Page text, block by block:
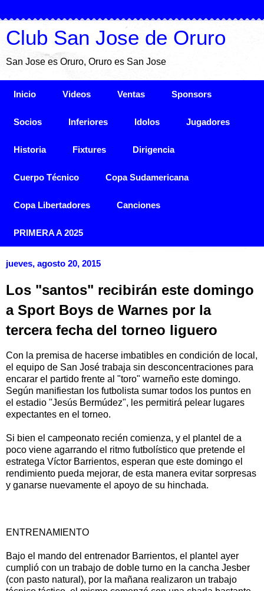
Club San Jose de Oruro
San Jose es Oruro, Oruro es San Jose
Inicio Videos Ventas Sponsors
Socios Inferiores Idolos Jugadores
Historia Fixtures Dirigencia
Cuerpo Técnico Copa Sudamericana
Copa Libertadores Canciones
PRIMERA A 2025
jueves, agosto 20, 2015
Los "santos" recibirán este domingo
a Sport Boys de Warnes por la
tercera fecha del torneo liguero
Con la premisa de hacerse imbatibles en condición de local,
el equipo de San José trabaja sin desconcentraciones para
encarar el partido frente al "toro" warneño este domingo.
Según manifiestan los futbolista sumar todos los puntos en
el estadio "Jesús Bermúdez", les permitirá pelear lugares
expectantes en el torneo.
Si bien el campeonato recién comienza, y el plantel de a
poco viene agarrando el ritmo futbolístico que pretende el
estratega Víctor Barrientos, esperan que este domingo el
rendimiento pueda mejorar, de esta manera evitar sorpresas
y ganarse nuevamente el apoyo de su hinchada.
ENTRENAMIENTO
Bajo el mando del entrenador Barrientos, el plantel ayer
cumplió con un trabajo de doble turno en la cancha Jesber
(con pasto natural), por la mañana realizaron un trabajo